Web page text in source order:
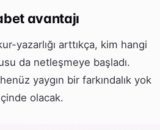
avantajı
yazarlığı arttıkça, kim hangi
da netleşmeye başladı.
yaygın bir farkındalık yok
olacak.